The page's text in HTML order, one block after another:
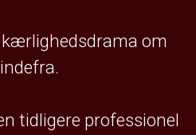
kærlighedsdrama om
tidligere professionel